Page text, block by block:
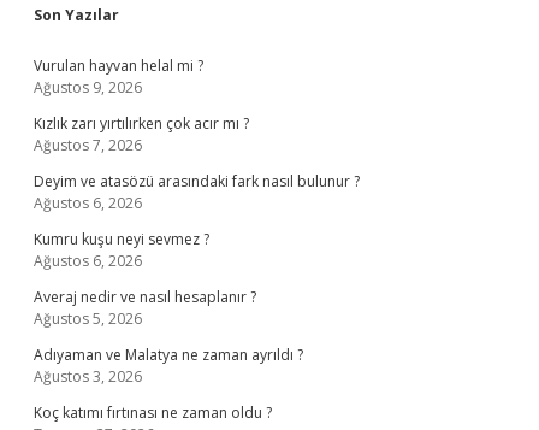
Sidebar
Son Yazılar
Vurulan hayvan helal mi ?
Ağustos 9, 2026
Kızlık zarı yırtılırken çok acır mı ?
Ağustos 7, 2026
Deyim ve atasözü arasındaki fark nasıl bulunur ?
Ağustos 6, 2026
Kumru kuşu neyi sevmez ?
Ağustos 6, 2026
Averaj nedir ve nasıl hesaplanır ?
Ağustos 5, 2026
Adıyaman ve Malatya ne zaman ayrıldı ?
Ağustos 3, 2026
Koç katımı fırtınası ne zaman oldu ?